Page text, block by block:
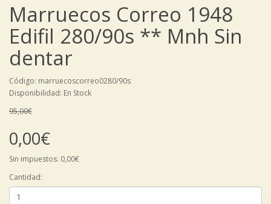
Marruecos Correo 1948
Edifil 280/90s ** Mnh Sin
dentar
Código: marruecoscorreo0280/90s
Disponibilidad: En Stock
95,00€
0,00€
Sin impuestos: 0,00€
Cantidad: